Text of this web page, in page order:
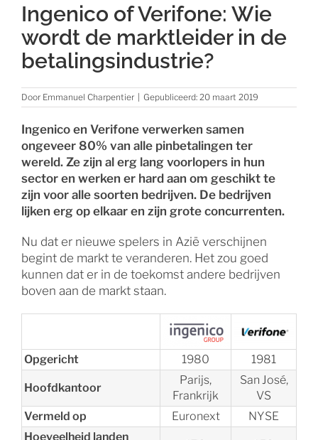
Ingenico of Verifone: Wie
wordt de marktleider in de
betalingsindustrie?
Door Emmanuel Charpentier Gepubliceerd: 20 maart 2019
Ingenico en Verifone verwerken samen
ongeveer 80% van alle pinbetalingen ter
wereld. Ze zijn al erg lang voorlopers in hun
sector en werken er hard aan om geschikt te
zijn voor alle soorten bedrijven. De bedrijven
lijken erg op elkaar en zijn grote concurrenten.
Nu dat er nieuwe spelers in Azië verschijnen
begint de markt te veranderen. Het zou goed
kunnen dat er in de toekomst andere bedrijven
boven aan de markt staan.
Opgericht 1980 1981
Hoofdkantoor
Parijs,
Frankrijk
San José,
VS
Vermeld op
Euronext
NYSE
Hoeveelheid landen